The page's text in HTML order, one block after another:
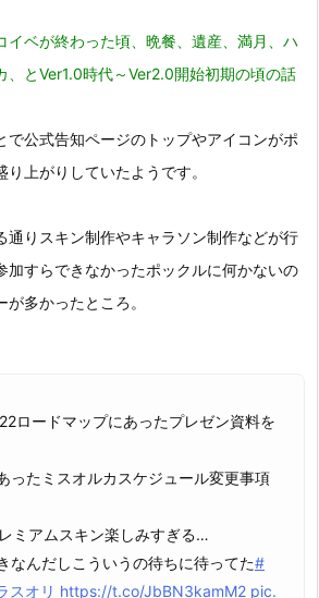
イベが終わった頃、晩餐、遺産、満月、ハ
、とVer1.0時代～Ver2.0開始初期の頃の話
で公式告知ページのトップやアイコンがポ
上がりしていたようです。
通りスキン制作やキャラソン制作などが行
加すらできなかったポックルに何かないの
多かったところ。
ロードマップにあったプレゼン資料を
ったミスオルカスケジュール変更事項
ミアムスキン楽しみすぎる…
なんだしこういうの待ちに待ってた#
スオリ https://t.co/JbBN3kamM2 pic.